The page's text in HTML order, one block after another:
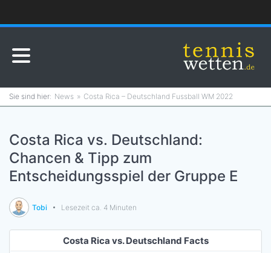
News Costa Rica – Deutschland Fussball WM 2022
Costa Rica vs. Deutschland:
Chancen & Tipp zum
Entscheidungsspiel der Gruppe E
Tobi Lesezeit ca. 4 Minuten
Costa Rica vs. Deutschland Facts